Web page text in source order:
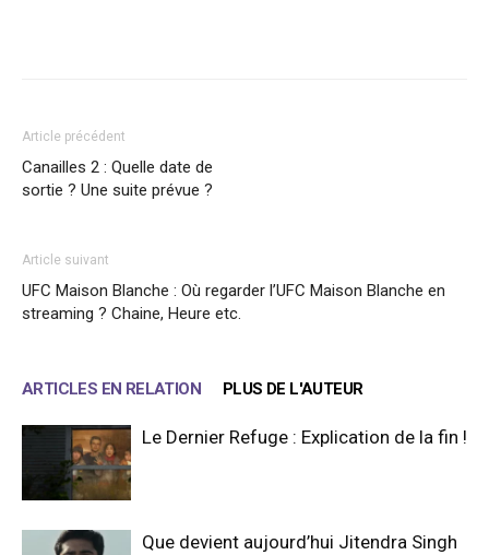
Article précédent
Canailles 2 : Quelle date de
sortie ? Une suite prévue ?
Article suivant
UFC Maison Blanche : Où regarder l’UFC Maison Blanche en
streaming ? Chaine, Heure etc.
ARTICLES EN RELATION PLUS DE L'AUTEUR
Le Dernier Refuge : Explication de la fin !
Que devient aujourd’hui Jitendra Singh